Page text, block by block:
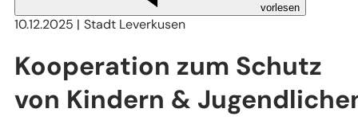
vorlesen
10.12.2025 Stadt Leverkusen
Kooperation zum Schutz
von Kindern &